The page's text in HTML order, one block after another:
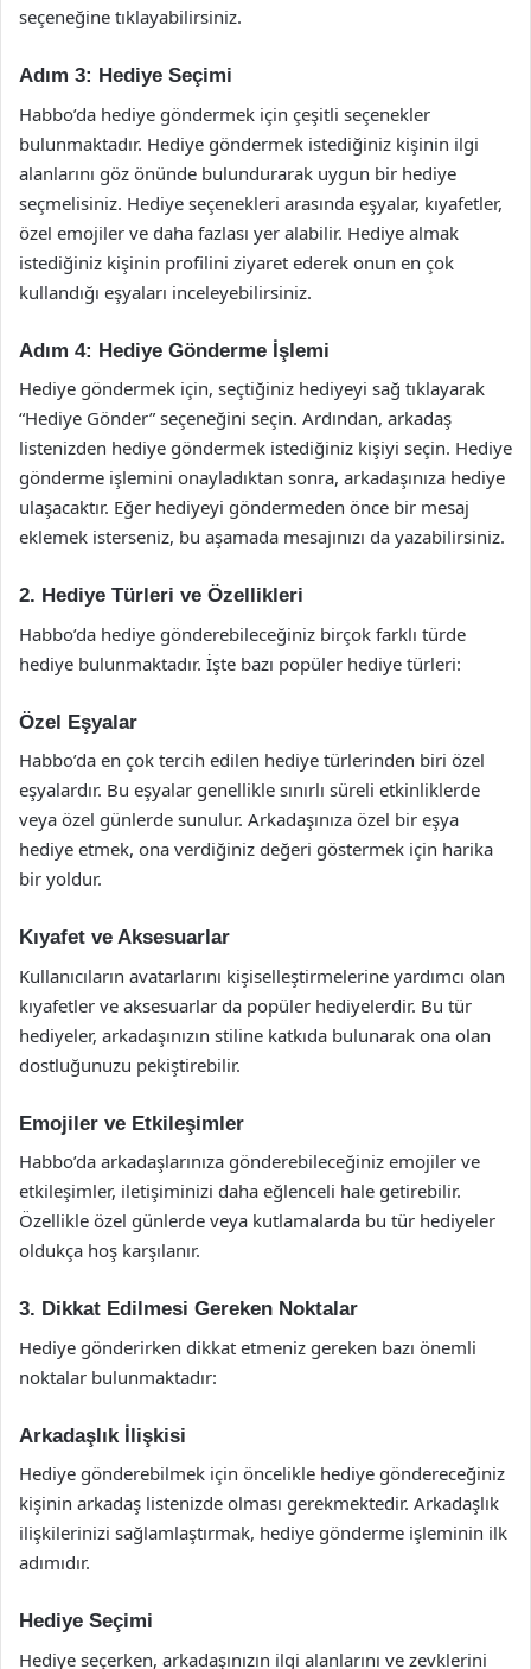
seçeneğine tıklayabilirsiniz.
Adım 3: Hediye Seçimi
Habbo’da hediye göndermek için çeşitli seçenekler
bulunmaktadır. Hediye göndermek istediğiniz kişinin ilgi
alanlarını göz önünde bulundurarak uygun bir hediye
seçmelisiniz. Hediye seçenekleri arasında eşyalar, kıyafetler,
özel emojiler ve daha fazlası yer alabilir. Hediye almak
istediğiniz kişinin profilini ziyaret ederek onun en çok
kullandığı eşyaları inceleyebilirsiniz.
Adım 4: Hediye Gönderme İşlemi
Hediye göndermek için, seçtiğiniz hediyeyi sağ tıklayarak
“Hediye Gönder” seçeneğini seçin. Ardından, arkadaş
listenizden hediye göndermek istediğiniz kişiyi seçin. Hediye
gönderme işlemini onayladıktan sonra, arkadaşınıza hediye
ulaşacaktır. Eğer hediyeyi göndermeden önce bir mesaj
eklemek isterseniz, bu aşamada mesajınızı da yazabilirsiniz.
2. Hediye Türleri ve Özellikleri
Habbo’da hediye gönderebileceğiniz birçok farklı türde
hediye bulunmaktadır. İşte bazı popüler hediye türleri:
Özel Eşyalar
Habbo’da en çok tercih edilen hediye türlerinden biri özel
eşyalardır. Bu eşyalar genellikle sınırlı süreli etkinliklerde
veya özel günlerde sunulur. Arkadaşınıza özel bir eşya
hediye etmek, ona verdiğiniz değeri göstermek için harika
bir yoldur.
Kıyafet ve Aksesuarlar
Kullanıcıların avatarlarını kişiselleştirmelerine yardımcı olan
kıyafetler ve aksesuarlar da popüler hediyelerdir. Bu tür
hediyeler, arkadaşınızın stiline katkıda bulunarak ona olan
dostluğunuzu pekiştirebilir.
Emojiler ve Etkileşimler
Habbo’da arkadaşlarınıza gönderebileceğiniz emojiler ve
etkileşimler, iletişiminizi daha eğlenceli hale getirebilir.
Özellikle özel günlerde veya kutlamalarda bu tür hediyeler
oldukça hoş karşılanır.
3. Dikkat Edilmesi Gereken Noktalar
Hediye gönderirken dikkat etmeniz gereken bazı önemli
noktalar bulunmaktadır:
Arkadaşlık İlişkisi
Hediye gönderebilmek için öncelikle hediye göndereceğiniz
kişinin arkadaş listenizde olması gerekmektedir. Arkadaşlık
ilişkilerinizi sağlamlaştırmak, hediye gönderme işleminin ilk
adımıdır.
Hediye Seçimi
Hediye seçerken, arkadaşınızın ilgi alanlarını ve zevklerini